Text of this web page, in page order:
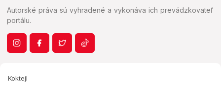
Autorské práva sú vyhradené a vykonáva ich prevádzkovateľ
portálu.
Koktejl